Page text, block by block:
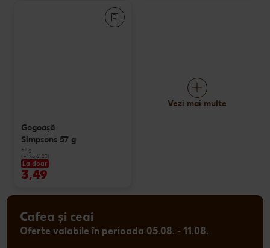
Gogoașă
Simpsons 57 g
57 g
(=1 kg 61.23)
La doar
3,49
Vezi mai multe
Cafea și ceai
Oferte valabile în perioada 05.08. - 11.08.